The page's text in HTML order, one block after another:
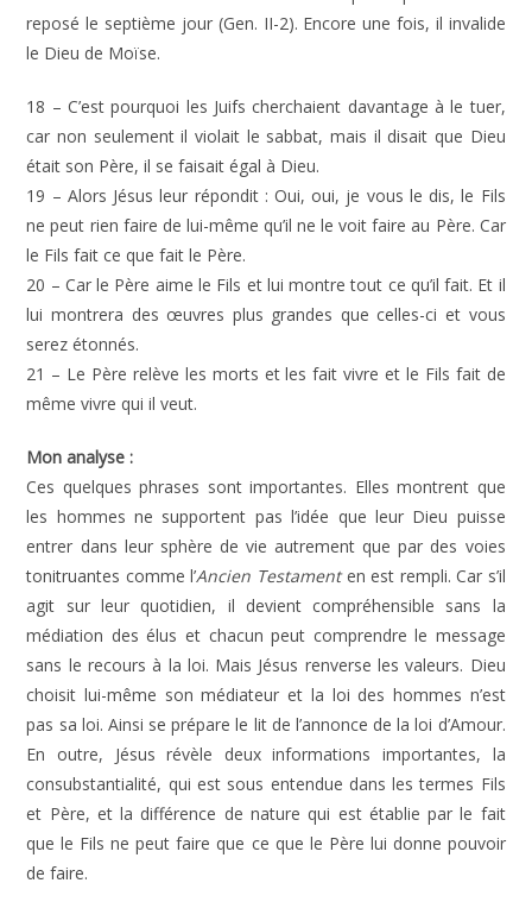
reposé le septième jour (Gen. II-2). Encore une fois, il invalide
le Dieu de Moïse.
18 – C’est pourquoi les Juifs cherchaient davantage à le tuer,
car non seulement il violait le sabbat, mais il disait que Dieu
était son Père, il se faisait égal à Dieu.
19 – Alors Jésus leur répondit : Oui, oui, je vous le dis, le Fils
ne peut rien faire de lui-même qu’il ne le voit faire au Père. Car
le Fils fait ce que fait le Père.
20 – Car le Père aime le Fils et lui montre tout ce qu’il fait. Et il
lui montrera des œuvres plus grandes que celles-ci et vous
serez étonnés.
21 – Le Père relève les morts et les fait vivre et le Fils fait de
même vivre qui il veut.
Mon analyse :
Ces quelques phrases sont importantes. Elles montrent que
les hommes ne supportent pas l’idée que leur Dieu puisse
entrer dans leur sphère de vie autrement que par des voies
tonitruantes comme l’Ancien Testamenten est rempli. Car s’il
agit sur leur quotidien, il devient compréhensible sans la
médiation des élus et chacun peut comprendre le message
sans le recours à la loi. Mais Jésus renverse les valeurs. Dieu
choisit lui-même son médiateur et la loi des hommes n’est
pas sa loi. Ainsi se prépare le lit de l’annonce de la loi d’Amour.
En outre, Jésus révèle deux informations importantes, la
consubstantialité, qui est sous entendue dans les termes Fils
et Père, et la différence de nature qui est établie par le fait
que le Fils ne peut faire que ce que le Père lui donne pouvoir
de faire.